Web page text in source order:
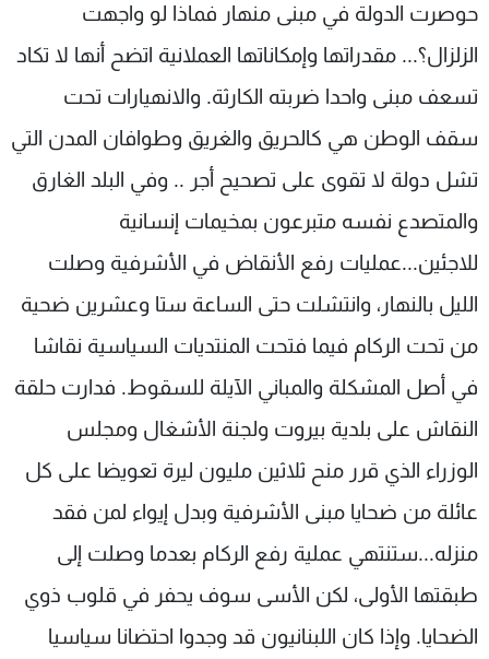
حوصرت الدولة في مبنى منهار فماذا لو واجهت
الزلزال؟... مقدراتها وإمكاناتها العملانية اتضح أنها لا تكاد
تسعف مبنى واحدا ضربته الكارثة. والانهيارات تحت
سقف الوطن هي كالحريق والغريق وطوافان المدن التي
تشل دولة لا تقوى على تصحيح أجر .. وفي البلد الغارق
والمتصدع نفسه متبرعون بمخيمات إنسانية
للاجئين...عمليات رفع الأنقاض في الأشرفية وصلت
الليل بالنهار، وانتشلت حتى الساعة ستا وعشرين ضحية
من تحت الركام فيما فتحت المنتديات السياسية نقاشا
في أصل المشكلة والمباني الآيلة للسقوط. فدارت حلقة
النقاش على بلدية بيروت ولجنة الأشغال ومجلس
الوزراء الذي قرر منح ثلاثين مليون ليرة تعويضا على كل
عائلة من ضحايا مبنى الأشرفية وبدل إيواء لمن فقد
منزله...ستنتهي عملية رفع الركام بعدما وصلت إلى
طبقتها الأولى، لكن الأسى سوف يحفر في قلوب ذوي
الضحايا. وإذا كان اللبنانيون قد وجدوا احتضانا سياسيا